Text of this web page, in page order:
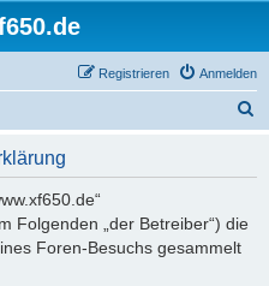
Anmelden
Registrieren
Folgenden „der Betreiber“) die
Foren-Besuchs gesammelt